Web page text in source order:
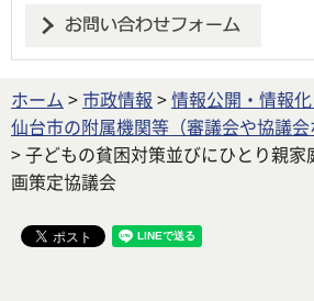
ホーム >市政情報 >情報公開・情報
仙台市の附属機関等（審議会や協議会
> 子どもの貧困対策並びにひとり親
画策定協議会